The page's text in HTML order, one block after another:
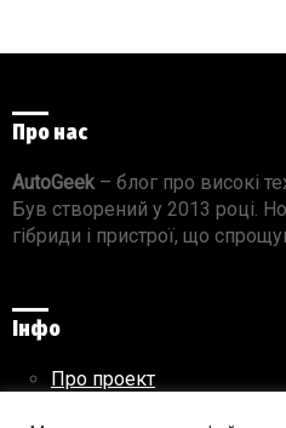
Про нас
AutoGeek– блог про високі
Був створений у 2013 році.
гібриди і пристрої, що
Інфо
Про проект